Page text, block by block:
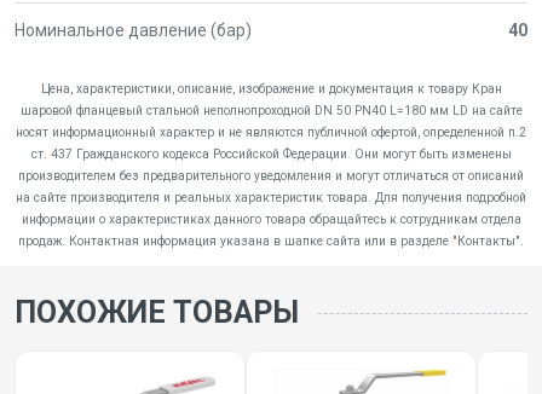
Номинальное давление (бар) 40
Цена, характеристики, описание, изображение и документация к товару Кран
шаровой фланцевый стальной неполнопроходной DN 50 PN40 L=180 мм LD на сайте
носят информационный характер и не являются публичной офертой, определенной п.2
ст. 437 Гражданского кодекса Российской Федерации. Они могут быть изменены
производителем без предварительного уведомления и могут отличаться от описаний
на сайте производителя и реальных характеристик товара. Для получения подробной
информации о характеристиках данного товара обращайтесь к сотрудникам отдела
продаж. Контактная информация указана в шапке сайта или в разделе "Контакты".
ПОХОЖИЕ ТОВАРЫ